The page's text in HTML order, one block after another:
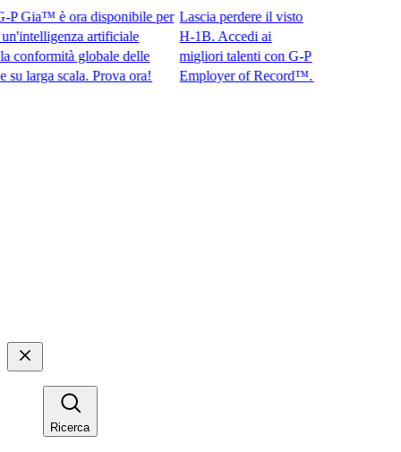
è ora disponibile per
artificiale
globale delle
scala. Prova ora!​​
Lascia perdere il visto
H-1B. Accedi ai
migliori talenti con G-P
Employer of Record™.​​
Ricerca​​